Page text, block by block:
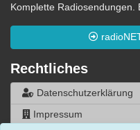
Komplette Radiosendungen.
Rechtliches
Datenschutzerklärung
Impressum